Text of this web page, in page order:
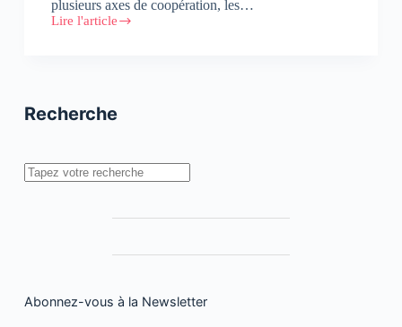
plusieurs axes de coopération, les…
Lire l'article
Etude
:
prospérité
partagée
Recherche
Rechercher
Abonnez-vous à la Newsletter